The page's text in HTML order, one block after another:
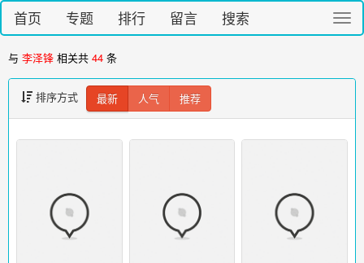
切
换
首页 专题 排行 留言 搜索
与 李泽锋 相关共 44 条
排序方式 最新 人气 推荐